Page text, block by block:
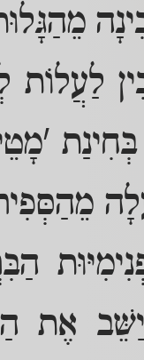
בְּחִינַת
אֶת